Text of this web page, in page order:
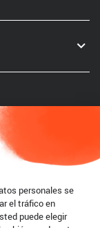
personales se
el tráfico en
puede elegir